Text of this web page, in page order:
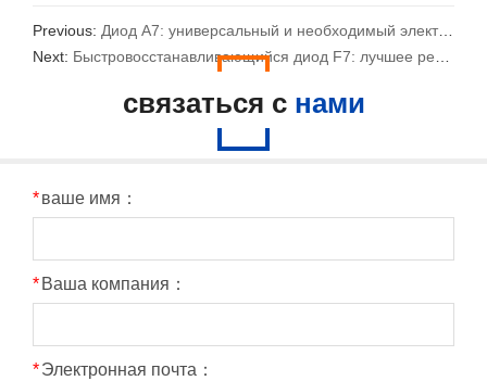
Previous: Диод A7: универсальный и необходимый электронный компонент
Next: Быстровосстанавливающийся диод F7: лучшее решение для модернизации электроники
связаться с нами
*ваше имя：
* Ваша компания：
*Электронная почта：